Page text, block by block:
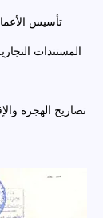
تأسيس
المستندات
تصاريح الهجرة